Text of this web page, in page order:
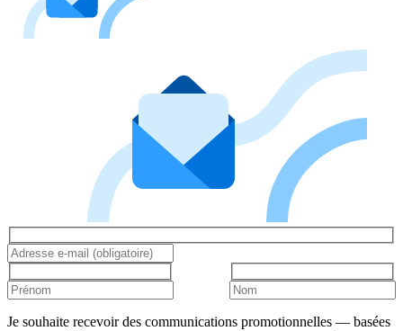
Je souhaite recevoir des communications promotionnelles — basées